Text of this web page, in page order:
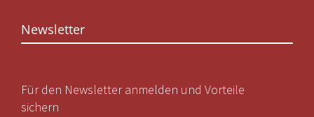
Newsletter
Für den Newsletter anmelden und Vorteile
sichern